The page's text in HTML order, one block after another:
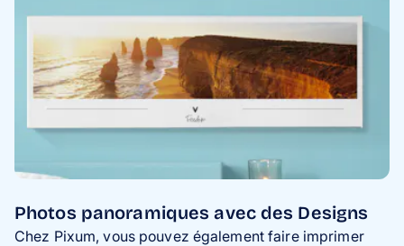
Photos panoramiques avec des Designs
Chez Pixum, vous pouvez également faire imprimer